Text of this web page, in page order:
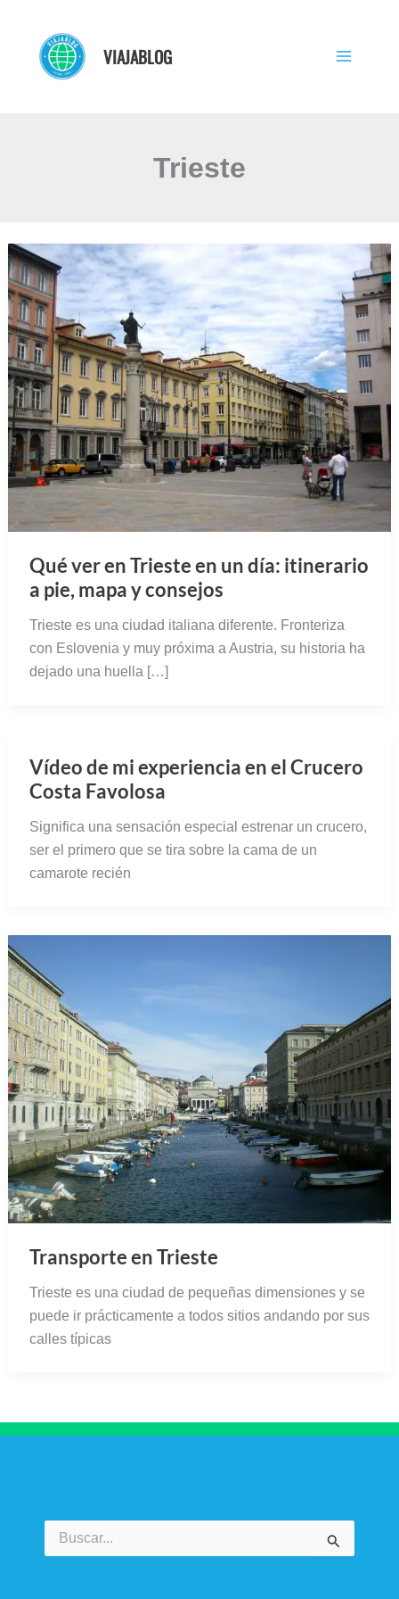
contenido
VIAJABLOG
Trieste
Qué ver en Trieste en un día: itinerario
a pie, mapa y consejos
Trieste es una ciudad italiana diferente. Fronteriza
con Eslovenia y muy próxima a Austria, su historia ha
dejado una huella […]
Vídeo de mi experiencia en el Crucero
Costa Favolosa
Significa una sensación especial estrenar un crucero,
ser el primero que se tira sobre la cama de un
camarote recién
Transporte en Trieste
Trieste es una ciudad de pequeñas dimensiones y se
puede ir prácticamente a todos sitios andando por sus
calles típicas
por: